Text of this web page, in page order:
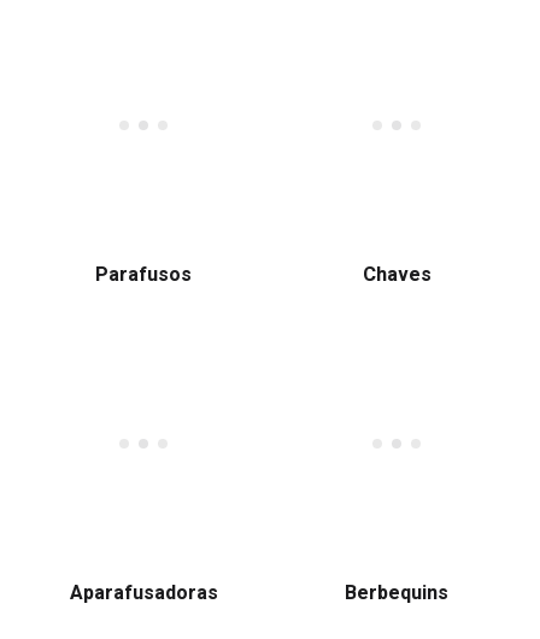
Parafusos Chaves
Aparafusadoras Berbequins